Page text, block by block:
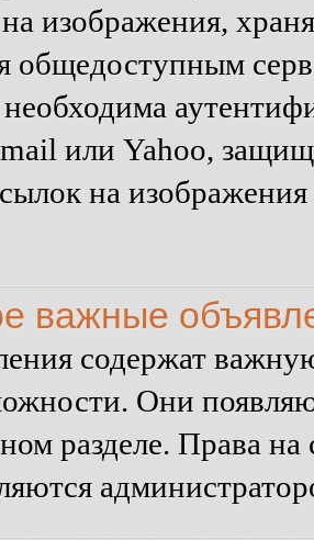
изображения,
общедоступным
или Yahoo,
на
важные
содержат
Они
разделе. Права